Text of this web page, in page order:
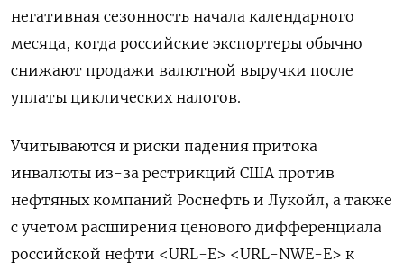
негативная сезонность начала календарного
месяца, когда российские экспортеры обычно
снижают продажи валютной выручки после
уплаты циклических налогов.
Учитываются и риски падения притока
инвалюты из-за рестрикций США против
нефтяных компаний Роснефть и Лукойл, а также
с учетом расширения ценового дифференциала
российской нефти <URL-E> <URL-NWE-E> к